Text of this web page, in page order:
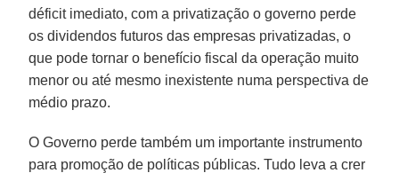
déficit imediato, com a privatização o governo perde
os dividendos futuros das empresas privatizadas, o
que pode tornar o benefício fiscal da operação muito
menor ou até mesmo inexistente numa perspectiva de
médio prazo.
O Governo perde também um importante instrumento
para promoção de políticas públicas. Tudo leva a crer